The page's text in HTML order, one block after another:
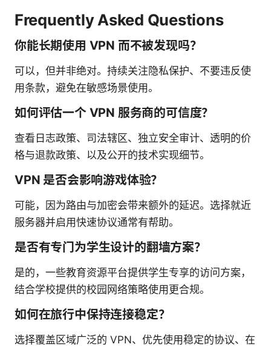
Frequently Asked Questions
你能长期使用 VPN 而不被发现吗？
可以，但并非绝对。持续关注隐私保护、不要违反使
用条款，避免在敏感场景使用。
如何评估一个 VPN 服务商的可信度？
查看日志政策、司法辖区、独立安全审计、透明的价
格与退款政策、以及公开的技术实现细节。
VPN 是否会影响游戏体验？
可能，因为路由与加密会带来额外的延迟。选择就近
服务器并启用快速协议通常有帮助。
是否有专门为学生设计的翻墙方案？
是的，一些教育资源平台提供学生专享的访问方案，
结合学校提供的校园网络策略使用更合规。
如何在旅行中保持连接稳定？
选择覆盖区域广泛的 VPN、优先使用稳定的协议、在